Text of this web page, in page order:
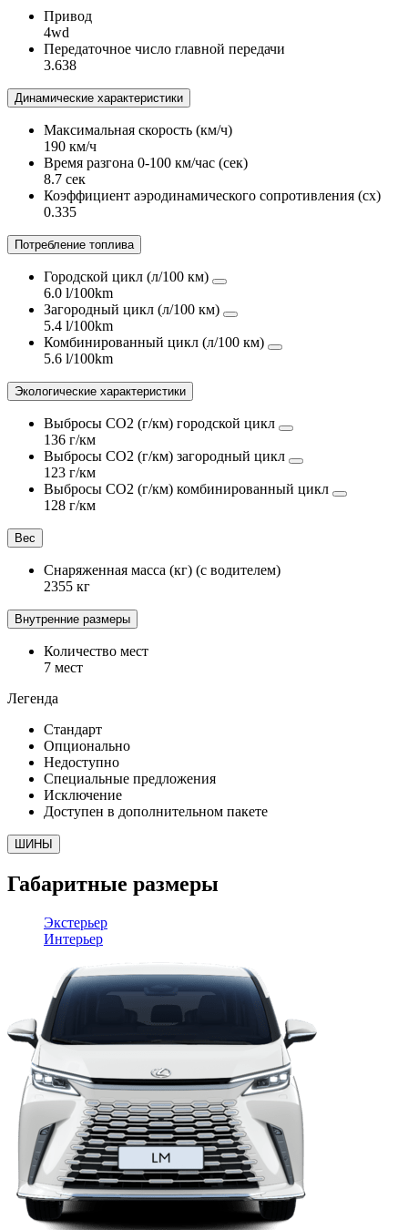
Привод
4wd
Передаточное число главной передачи
3.638
Динамические характеристики
Максимальная скорость (км/ч)
190 км/ч
Время разгона 0-100 км/час (сек)
8.7 сек
Коэффициент аэродинамического сопротивления (сх)
0.335
Потребление топлива
Городской цикл (л/100 км)
6.0 l/100km
Загородный цикл (л/100 км)
5.4 l/100km
Комбинированный цикл (л/100 км)
5.6 l/100km
Экологические характеристики
Выбросы CO2 (г/км) городской цикл
136 г/км
Выбросы CO2 (г/км) загородный цикл
123 г/км
Выбросы CO2 (г/км) комбинированный цикл
128 г/км
Вес
Снаряженная масса (кг) (с водителем)
2355 кг
Внутренние размеры
Количество мест
7 мест
Легенда
Стандарт
Опционально
Недоступно
Специальные предложения
Исключение
Доступен в дополнительном пакете
ШИНЫ
Габаритные размеры
Экстерьер
Интерьер